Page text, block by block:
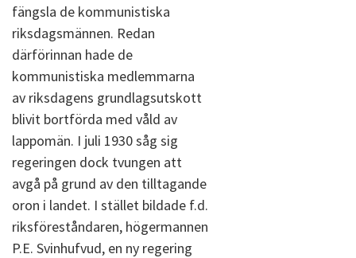
fängsla de kommunistiska
riksdagsmännen. Redan
därförinnan hade de
kommunistiska medlemmarna
av riksdagens grundlagsutskott
blivit bortförda med våld av
lappomän. I juli 1930 såg sig
regeringen dock tvungen att
avgå på grund av den tilltagande
oron i landet. I stället bildade f.d.
riksföreståndaren, högermannen
P.E. Svinhufvud, en ny regering